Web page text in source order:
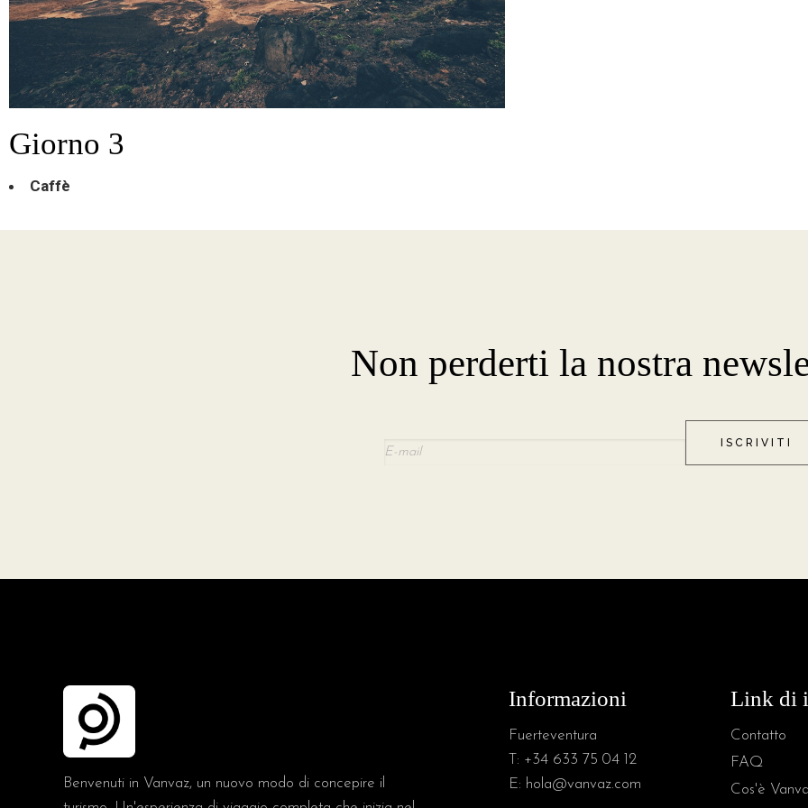
Giorno 3
Caffè
Non perderti la nostra
ISCRIVITI
Benvenuti in Vanvaz, un nuovo modo di concepire il
Informazioni
Fuerteventura
T: +34 633 75 04 12
E: hola@vanvaz.com
Link di
Contatto
FAQ
Cos'è